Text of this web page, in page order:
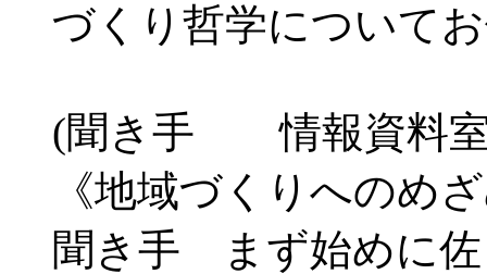
づくり哲学について
(聞き手 情報資料
《地域づくりへのめ
聞き手 まず始めに佐